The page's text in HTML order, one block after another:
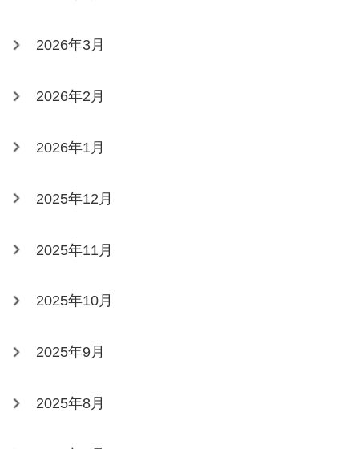
2026年3月
2026年2月
2026年1月
2025年12月
2025年11月
2025年10月
2025年9月
2025年8月